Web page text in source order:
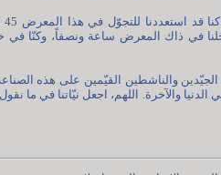
في ذاك المعرض ساعة ونصفاً، وكنّا في
الجيّدين والناشطين القيّمين على هذه
والآخرة. اللهم، اجعل نيّاتنا في ما نقول